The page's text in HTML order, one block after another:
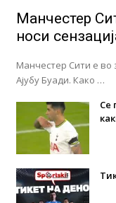
Манчестер
носи
Манчестер Сити е во
Ајубу Буади. Како …
Се